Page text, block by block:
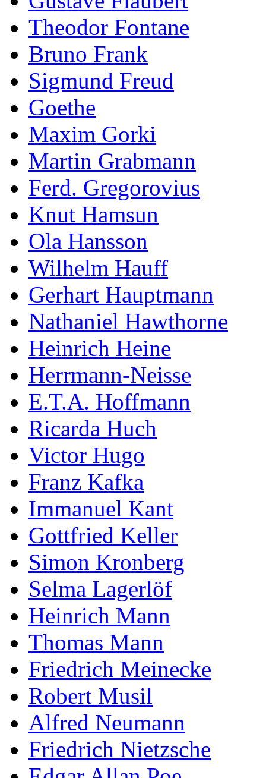
Theodor Fontane
Bruno Frank
Sigmund Freud
Goethe
Maxim Gorki
Martin Grabmann
Ferd. Gregorovius
Knut Hamsun
Ola Hansson
Wilhelm Hauff
Gerhart Hauptmann
Nathaniel Hawthorne
Heinrich Heine
Herrmann-Neisse
E.T.A. Hoffmann
Ricarda Huch
Victor Hugo
Franz Kafka
Immanuel Kant
Gottfried Keller
Simon Kronberg
Selma Lagerlöf
Heinrich Mann
Thomas Mann
Friedrich Meinecke
Robert Musil
Alfred Neumann
Friedrich Nietzsche